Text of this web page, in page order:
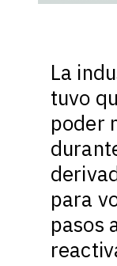
La
tuvo
poder
para
pasos